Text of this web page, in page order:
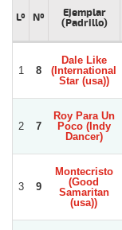
Lº Nº
Ejemplar
(Padrillo)
1 8
Dale Like
(International
Star (usa))
2 7
Roy Para Un
Poco (Indy
Dancer)
3 9
Montecristo
(Good
Samaritan
(usa))